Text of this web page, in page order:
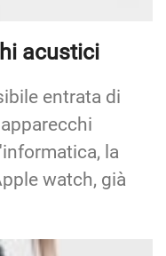
acustici
entrata di
la
watch, già